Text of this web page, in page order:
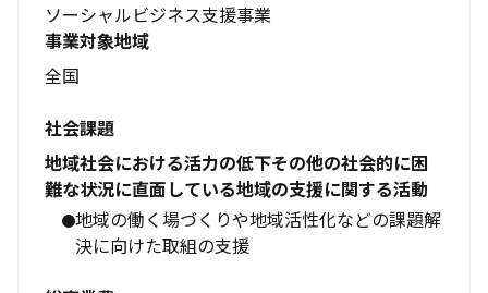
ソーシャルビジネス支援事業
事業対象地域
全国
社会課題
地域社会における活力の低下その他の社会的に困
難な状況に直面している地域の支援に関する活動
地域の働く場づくりや地域活性化などの課題解
決に向けた取組の支援